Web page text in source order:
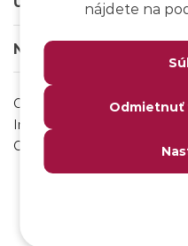
Naše weby
Ochrana osobných údajov
Impressum
Odhlásenie sa z msg IT
nájdete na
Odmietnuť